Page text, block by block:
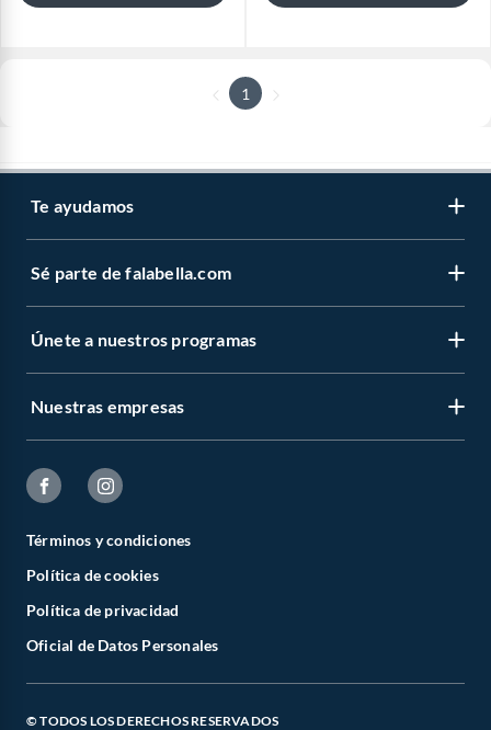
1
Te ayudamos
Sé parte de falabella.com
Únete a nuestros programas
Nuestras empresas
Términos y condiciones
Política de cookies
Política de privacidad
Oficial de Datos Personales
© TODOS LOS DERECHOS RESERVADOS